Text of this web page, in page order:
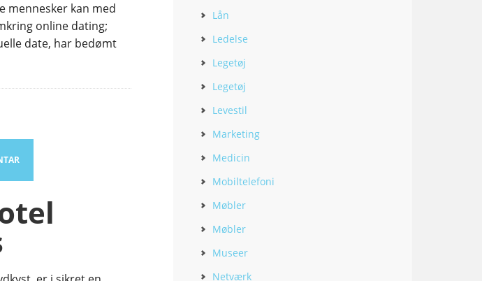
mennesker kan med
online dating;
date, har bedømt
Lån
Ledelse
Legetøj
Legetøj
Levestil
Marketing
Medicin
Mobiltelefoni
Møbler
Møbler
Museer
Netværk